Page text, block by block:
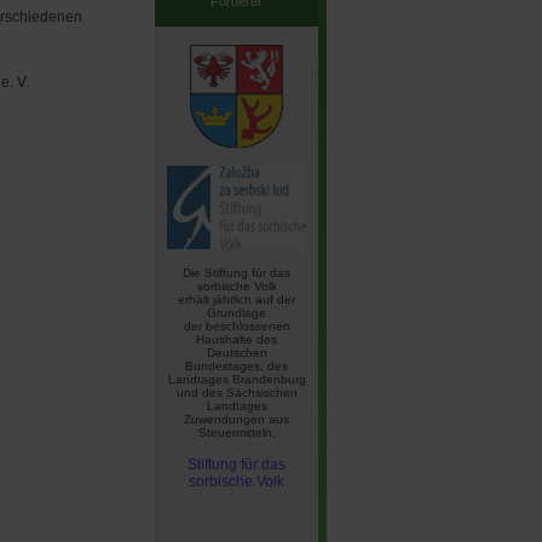
V.
Die Stiftung für das
sorbische Volk
erhält jährlich auf der
Grundlage
der beschlossenen
Haushalte des
Deutschen
Bundestages, des
Landtages Brandenburg
und des Sächsischen
Landtages
Zuwendungen aus
Steuermitteln.
Stiftung für das
sorbische Volk